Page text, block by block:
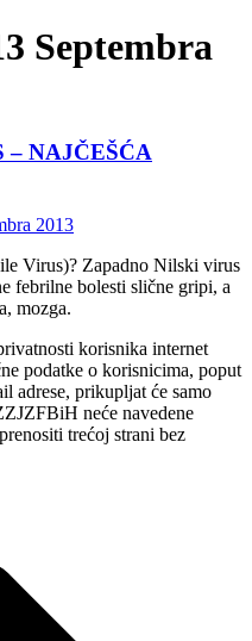
Septembra
NAJČEŠĆA
2013
Virus)? Zapadno Nilski virus
febrilne bolesti slične gripi, a
mozga.
korisnika internet
podatke o korisnicima, poput
adrese, prikupljat će samo
neće navedene
trećoj strani bez